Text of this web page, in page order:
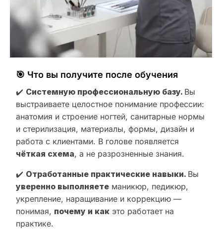
🎯 Что вы получите после обучения
✔️ Системную профессиональную базу. Вы
выстраиваете целостное понимание профессии:
анатомия и строение ногтей, санитарные нормы
и стерилизация, материалы, формы, дизайн и
работа с клиентами. В голове появляется
чёткая схема, а не разрозненные знания.
✔️ Отработанные практические навыки. Вы
уверенно выполняете маникюр, педикюр,
укрепление, наращивание и коррекцию —
понимая, почему и как это работает на
практике.